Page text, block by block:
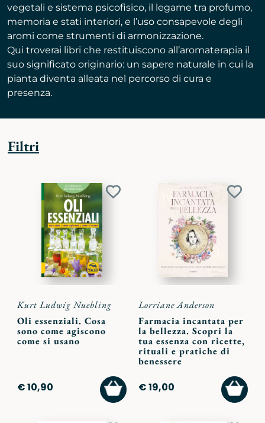
vegetali e sistema psicofisico, il legame tra profumo,
memoria e stati interiori, e l’uso consapevole degli
aromi come strumenti di armonizzazione.
Qui troverai libri che restituiscono all’aromaterapia il
suo significato originario: un sapere naturale in cui la
pianta diventa alleata nel percorso di cura e
presenza.
Filtri
Aggiungi
Kurt Ludwig Nuebling
Oli essenziali. Cosa
sono come agiscono
come si usano
€ 10,90
AGGIUNGI
AL
CARRELLO
Lorriane Anderson
Farmacia incantata per
la bellezza. Scopri la
tua essenza con ricette,
rituali e pratiche di
benessere
€ 19,00
AL